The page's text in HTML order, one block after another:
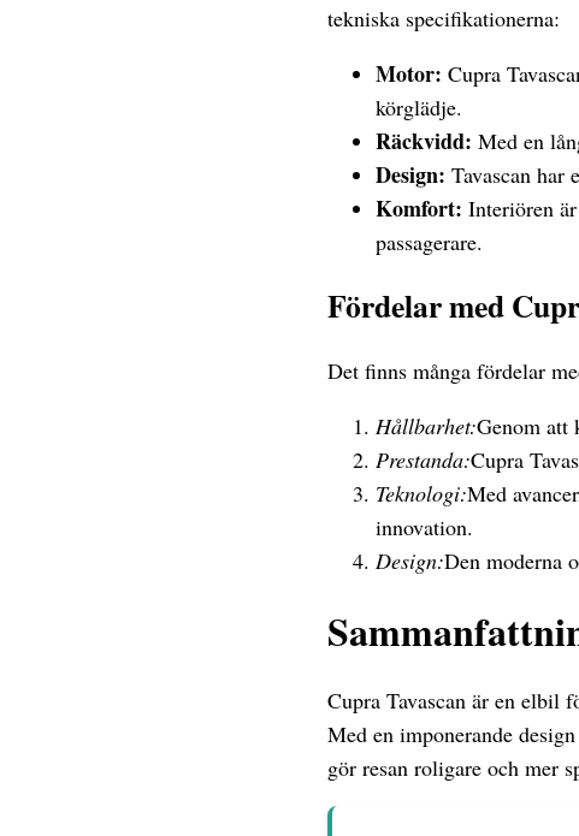
tekniska specifikationerna:
Motor: Cupra
körglädje.
Räckvidd: Med en
Design: Tavascan har
Komfort: Interiören
passagerare.
Fördelar med
Det finns många fördelar
Hållbarhet:Genom att
Prestanda:Cupra
Teknologi:Med
innovation.
Design:Den moderna
Cupra Tavascan är en elbil
Med en imponerande
gör resan roligare och mer